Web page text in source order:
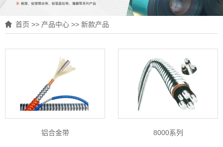
首页 >> 产品中心 >> 新款产品
铝合金带 8000系列